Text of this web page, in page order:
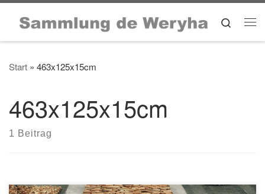
Zum Inhalt springen Search
Start » 463x125x15cm
463x125x15cm
1 Beitrag